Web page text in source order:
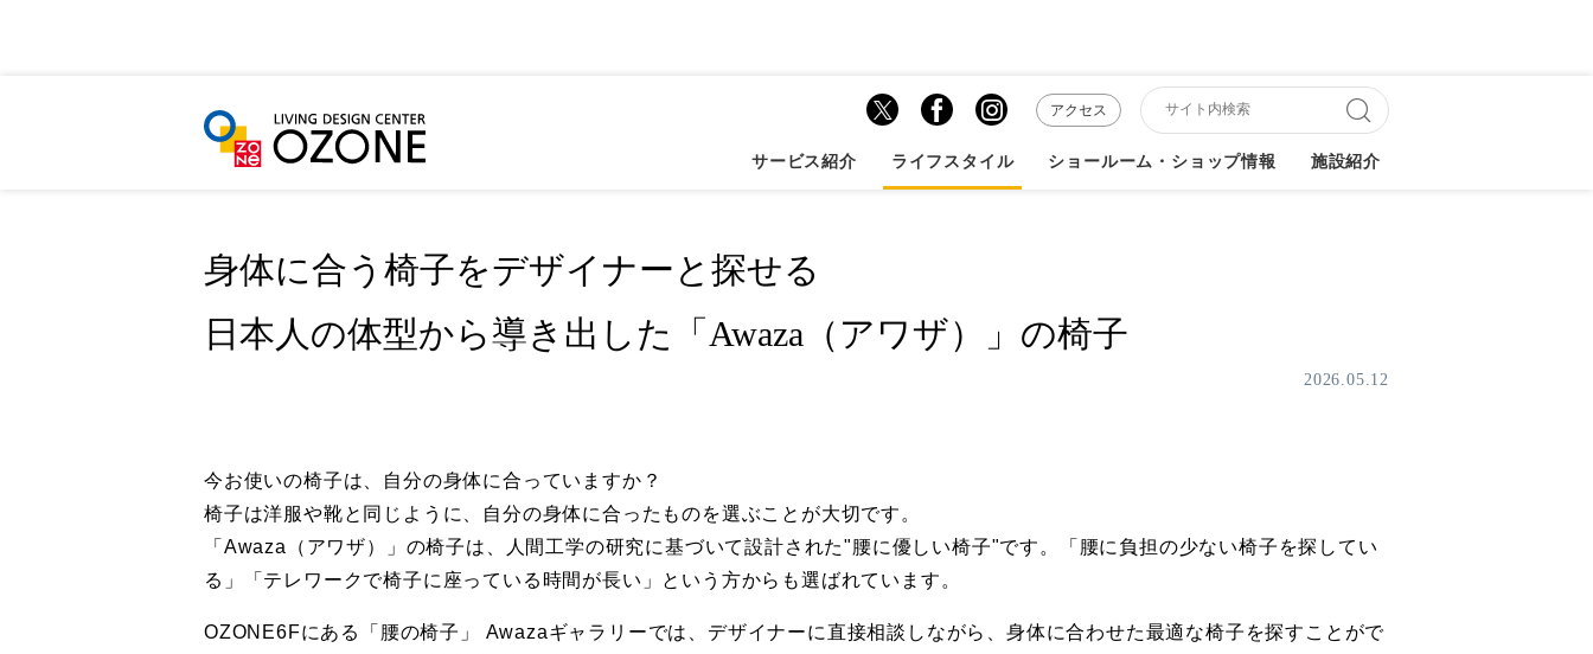
アクセス
サービス紹介 ライフスタイル ショールーム・ショップ情報 施設紹介
HOME LIFE STYLE 身体に合う椅子をデザイナーと探せる 日本人の...
身体に合う椅子をデザイナーと探せる
日本人の体型から導き出した「Awaza（アワザ）」の椅子
2026.05.12
今お使いの椅子は、自分の身体に合っていますか？
椅子は洋服や靴と同じように、自分の身体に合ったものを選ぶことが大切です。
「Awaza（アワザ）」の椅子は、人間工学の研究に基づいて設計された"腰に優しい椅子"です。「腰に負担の少ない椅子を探してい
る」「テレワークで椅子に座っている時間が長い」という方からも選ばれています。
OZONE6Fにある「腰の椅子」 Awazaギャラリーでは、デザイナーに直接相談しながら、身体に合わせた最適な椅子を探すことがで